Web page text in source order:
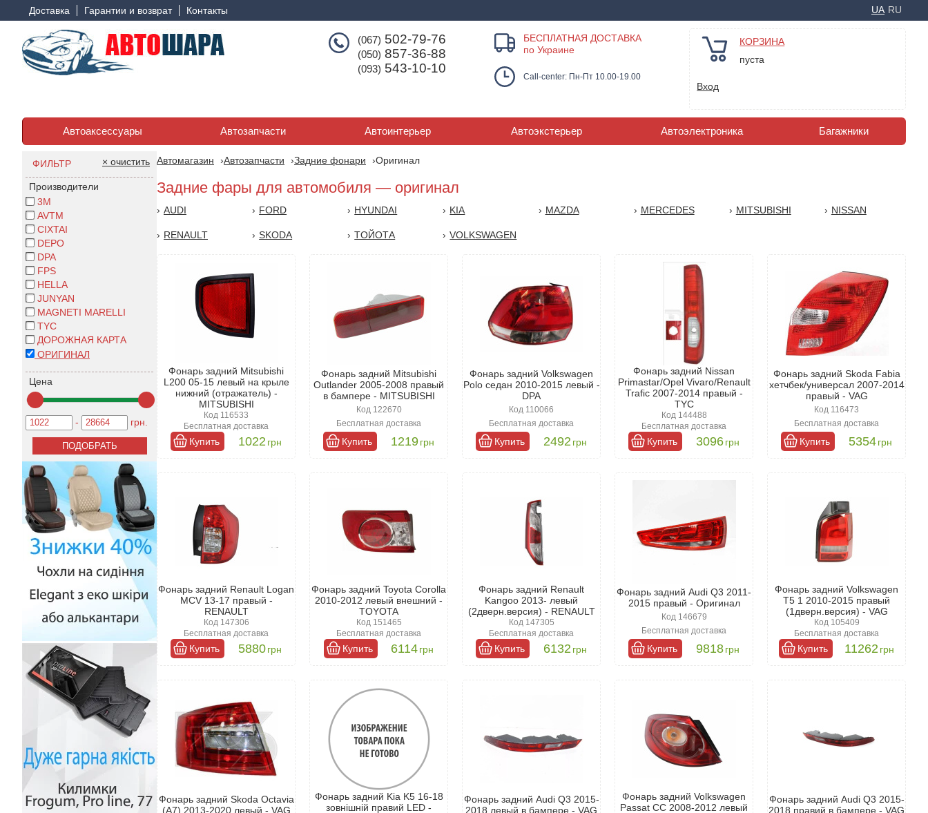
Доставка Гарантии и возврат Контакты UA RU
(067) 502-79-76
(050) 857-36-88
(093) 543-10-10
БЕСПЛАТНАЯ ДОСТАВКА
по Украине
Call-center: Пн-Пт 10.00-19.00
КОРЗИНА
пуста
Вход
Автоаксессуары Автозапчасти Автоинтерьер Автоэкстерьер Автоэлектроника Багажники
ФИЛЬТР × очистить
Производители
3М
AVTM
CIXTAI
DEPO
DPA
FPS
HELLA
JUNYAN
MAGNETI MARELLI
TYC
ДОРОЖНАЯ КАРТА
ОРИГИНАЛ
Цена
- грн.
Автомагазин Автозапчасти Задние фонари Оригинал
Задние фары для автомобиля — оригинал
AUDI FORD HYUNDAI KIA MAZDA MERCEDES MITSUBISHI NISSAN
RENAULT SKODA TОЙОТА VOLKSWAGEN
Фонарь задний Mitsubishi
L200 05-15 левый на крыле
нижний (отражатель) -
MITSUBISHI
Код 116533
Бесплатная доставка
Купить 1022 грн
Фонарь задний Mitsubishi
Outlander 2005-2008 правый
в бампере - MITSUBISHI
Код 122670
Бесплатная доставка
Купить 1219 грн
Фонарь задний Volkswagen
Polo седан 2010-2015 левый -
DPA
Код 110066
Бесплатная доставка
Купить 2492 грн
Фонарь задний Nissan
Primastar/Opel Vivaro/Renault
Trafic 2007-2014 правый -
TYC
Код 144488
Бесплатная доставка
Купить 3096 грн
Фонарь задний Skoda Fabia
хетчбек/универсал 2007-2014
правый - VAG
Код 116473
Бесплатная доставка
Купить 5354 грн
Фонарь задний Renault Logan
MCV 13-17 правый -
RENAULT
Код 147306
Бесплатная доставка
Купить 5880 грн
Фонарь задний Toyota Corolla
2010-2012 левый внешний -
TOYOTA
Код 151465
Бесплатная доставка
Купить 6114грн
Фонарь задний Renault
Kangoo 2013- левый
(2дверн.версия) - RENAULT
Код 147305
Бесплатная доставка
Купить 6132 грн
Фонарь задний Audi Q3 2011-
2015 правый - Оригинал
Код 146679
Бесплатная доставка
Купить 9818 грн
Фонарь задний Volkswagen
T5 1 2010-2015 правый
(1дверн.версия) - VAG
Код 105409
Бесплатная доставка
Купить 11262 грн
Фонарь задний Skoda Octavia
(A7) 2013-2020 левый - VAG
Фонарь задний Kia K5 16-18
зовнішній правий LED -
Фонарь задний Audi Q3 2015-
2018 левый в бампере - VAG
Фонарь задний Volkswagen
Passat CC 2008-2012 левый
Фонарь задний Audi Q3 2015-
2018 правий в бампере - VAG